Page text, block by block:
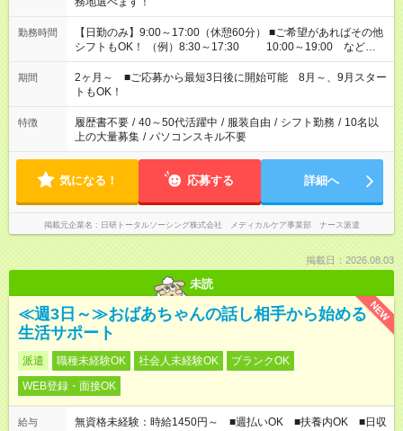
勤務時間
【日勤のみ】9:00～17:00（休憩60分） ■ご希望があればその他
シフトもOK！ （例）8:30～17:30 10:00～19:00 など
「家族とお休みを合わせたい」 「できれば残業はしたくない」
など、あなたのご希望に沿ったお仕事をご紹介します！ ※Wワ
ーク希望の方へ 今ご覧のお仕事で希望する勤務時間と、もう1つ
のお仕事の勤務時間。 合計で週40時間を超える場合は応募でき
ません
期間
2ヶ月～ ■ご応募から最短3日後に開始可能 8月～、9月スター
トもOK！
特徴 履歴書不要 / 40～50代活躍中 / 服装自由 / シフト勤務 / 10名以
上の大量募集 / パソコンスキル不要
気になる！ 応募する 詳細へ
掲載元企業名 日研トータルソーシング株式会社 メディカルケア事業部 ナース派遣
掲載日：2026.08.03
未読
NEW
≪週3日～≫おばあちゃんの話し相手から始める
生活サポート
派遣 職種未経験OK 社会人未経験OK
ブランクOK
WEB登録・面接OK
給与
無資格未経験：時給1450円～ ■週払いOK ■扶養内OK ■日収